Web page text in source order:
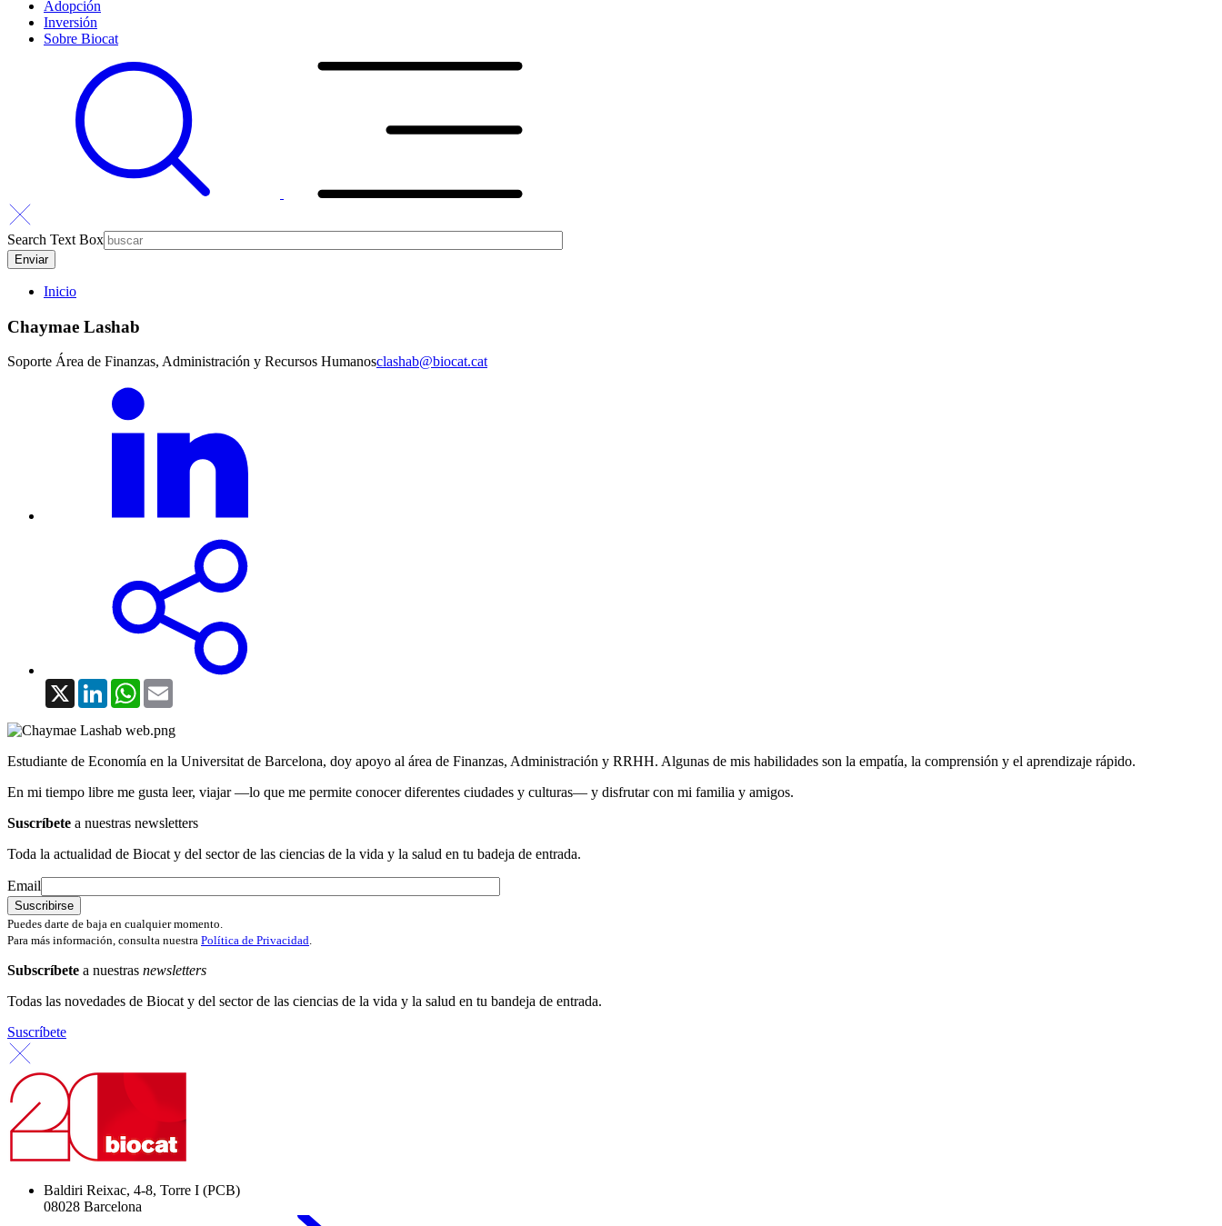
Adopción
Inversión
Sobre Biocat
Search Text Box
Inicio
Chaymae Lashab
Soporte Área de Finanzas, Administración y Recursos Humanosclashab@biocat.cat
X LinkedInWhatsApp
Estudiante de Economía en la Universitat de Barcelona, doy apoyo al área de Finanzas, Administración y RRHH. Algunas de mis habilidades son la empatía, la comprensión y el aprendizaje rápido.
En mi tiempo libre me gusta leer, viajar —lo que me permite conocer diferentes ciudades y culturas— y disfrutar con mi familia y amigos.
Suscríbete a nuestras newsletters
Toda la actualidad de Biocat y del sector de las ciencias de la vida y la salud en tu badeja de entrada.
Email
Puedes darte de baja en cualquier momento.
Para más información, consulta nuestra Política de Privacidad.
Subscríbete a nuestras newsletters
Todas las novedades de Biocat y del sector de las ciencias de la vida y la salud en tu bandeja de entrada.
Suscríbete
Baldiri Reixac, 4-8, Torre I (PCB)
08028 Barcelona